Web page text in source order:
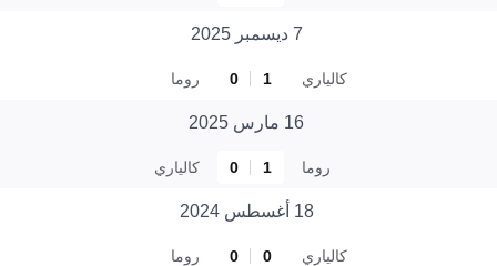
7 ديسمبر 2025
كالياري 1
0 روما
16 مارس 2025
روما 1
0 كالياري
18 أغسطس 2024
كالياري 0
0 روما